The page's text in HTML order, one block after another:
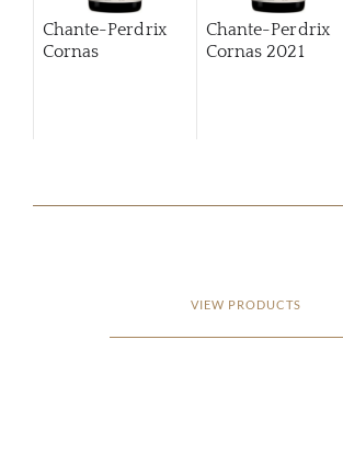
Chante-Perdrix
Cornas
Chante-Perdrix
Cornas 2021
VIEW PRODUCTS